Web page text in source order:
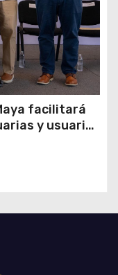
facilitará
y usuarios